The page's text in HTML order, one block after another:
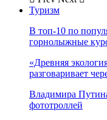
Туризм
В топ-10 по
горнолыжные
«Древняя
разговаривает
Владимира
фототроллей